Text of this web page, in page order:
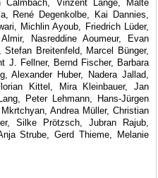
Vinzent Lange, Malte
René Degenkolbe, Kai Dannies,
Michlin Ayoub, Friedrich Lüder,
Nasreddine Aoumeur, Evan
Breitenfeld, Marcel Bünger,
J. Fellner, Bernd Fischer, Barbara
Alexander Huber, Nadera Jallad,
Kittel, Mira Kleinbauer, Jan
Peter Lehmann, Hans-Jürgen
Andrea Müller, Christian
Silke Prötzsch, Jubran Rajub,
Strube, Gerd Thieme, Melanie